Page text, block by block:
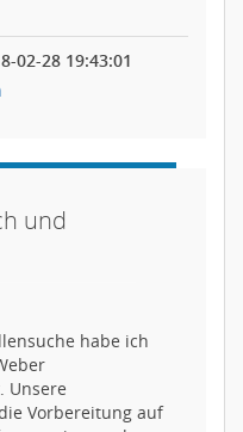
02-28 19:43:01
und
habe ich
Unsere
Vorbereitung auf